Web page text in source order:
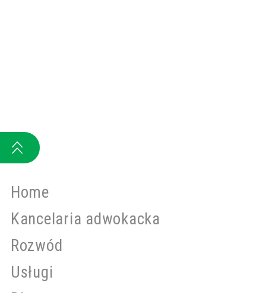
Home
Kancelaria adwokacka
Rozwód
Usługi